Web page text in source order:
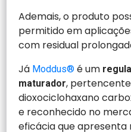
Ademais, o produto
permitido em
com residual
Já Moddus® é um
maturador,
dioxociclohaxano
e reconhecido no
eficácia que apresenta